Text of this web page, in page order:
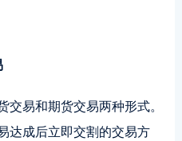
交易和期货交易两种形式。
达成后立即交割的交易方